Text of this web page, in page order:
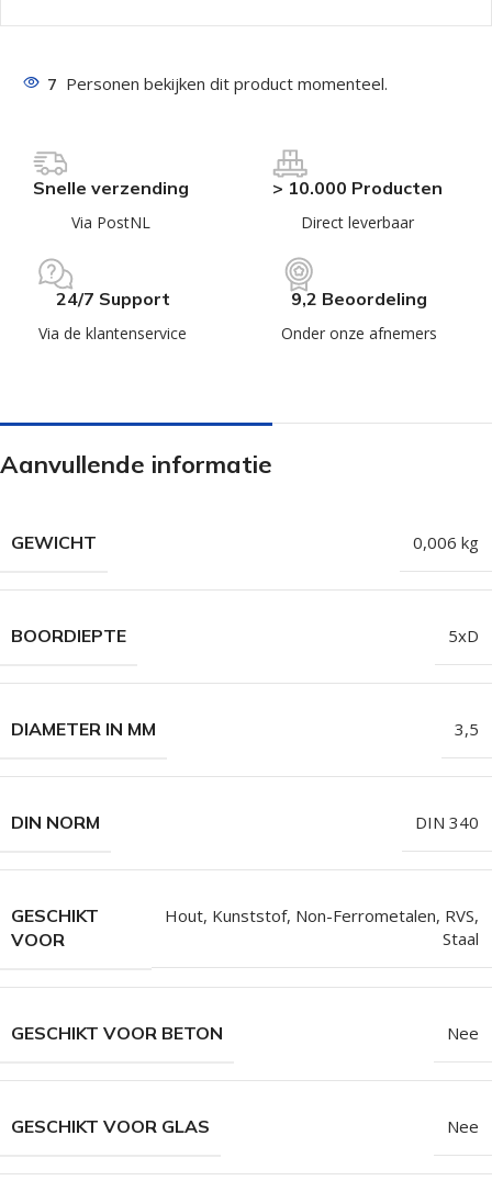
7 Personen bekijken dit product momenteel.
Snelle verzending
Via PostNL
> 10.000 Producten
Direct leverbaar
24/7 Support
Via de klantenservice
9,2 Beoordeling
Onder onze afnemers
Aanvullende informatie
GEWICHT 0,006 kg
BOORDIEPTE 5xD
DIAMETER IN MM 3,5
DIN NORM DIN 340
GESCHIKT
VOOR
Hout, Kunststof, Non-Ferrometalen, RVS,
Staal
GESCHIKT VOOR BETON Nee
GESCHIKT VOOR GLAS Nee